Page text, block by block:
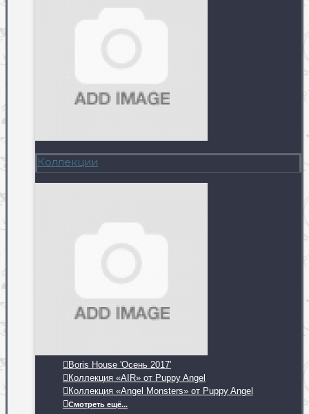
Коллекции
Boris House 'Осень 2017'
Коллекция «AIR» от Puppy Angel
Коллекция «Angel Monsters» от Puppy Angel
Смотреть ещё...